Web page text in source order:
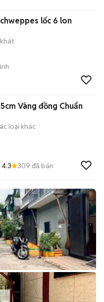
lốc 6 lon
Vàng đồng Chuẩn
loại khác
4.3 309 đã bán